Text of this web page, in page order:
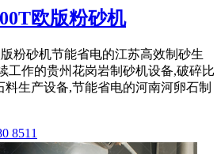
欧版粉砂机
粉砂机节能省电的江苏高效制砂生
工作的贵州花岗岩制砂机设备,破碎比
料生产设备,节能省电的河南河卵石制
8511